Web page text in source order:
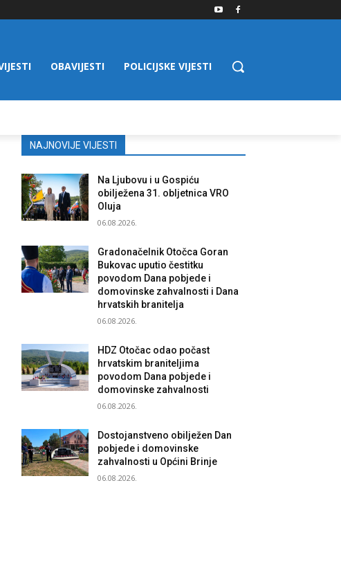
OBAVIJESTI POLICIJSKE VIJESTI
NAJNOVIJE VIJESTI
Na Ljubovu i u Gospiću
obilježena 31. obljetnica VRO
Oluja
06.08.2026.
Gradonačelnik Otočca Goran
Bukovac uputio čestitku
povodom Dana pobjede i
domovinske zahvalnosti i Dana
hrvatskih branitelja
06.08.2026.
HDZ Otočac odao počast
hrvatskim braniteljima
povodom Dana pobjede i
domovinske zahvalnosti
06.08.2026.
Dostojanstveno obilježen Dan
pobjede i domovinske
zahvalnosti u Općini Brinje
06.08.2026.